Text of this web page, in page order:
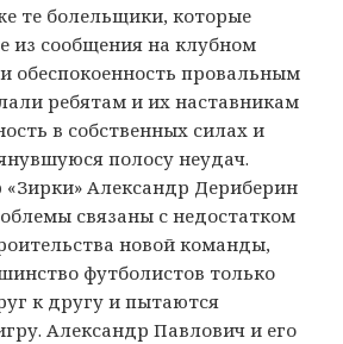
те болельщики, которые
из сообщения на клубном
обеспокоенность провальным
ребятам и их наставникам
в собственных силах и
полосу неудач.
Александр Дериберин
связаны с недостатком
новой команды,
футболистов только
к другу и пытаются
Александр Павлович и его